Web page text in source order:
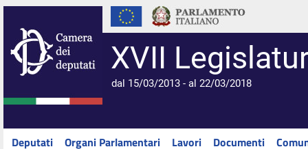
XVII
dal 15/03/2013 - al 22/03/2018
Deputati Organi Parlamentari Lavori Documenti